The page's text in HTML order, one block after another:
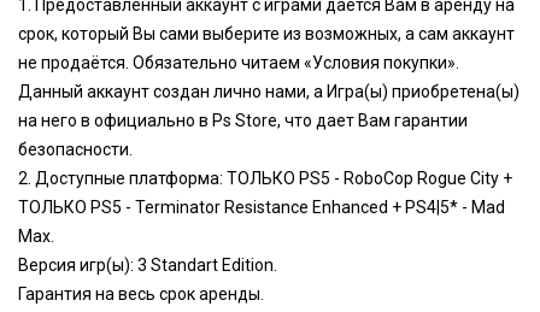
1. Предоставленный аккаунт с играми даётся Вам в аренду на
срок, который Вы сами выберите из возможных, а сам аккаунт
не продаётся. Обязательно читаем «Условия покупки».
Данный аккаунт создан лично нами, а Игра(ы) приобретена(ы)
на него в официально в Ps Store, что дает Вам гарантии
безопасности.
2. Доступные платформа: ТОЛЬКО PS5 - RoboCop Rogue Сity +
ТОЛЬКО PS5 - Terminator Resistance Enhanced + PS4|5* - Мad
Max.
Версия игр(ы): 3 Standart Edition.
Гарантия на весь срок аренды.